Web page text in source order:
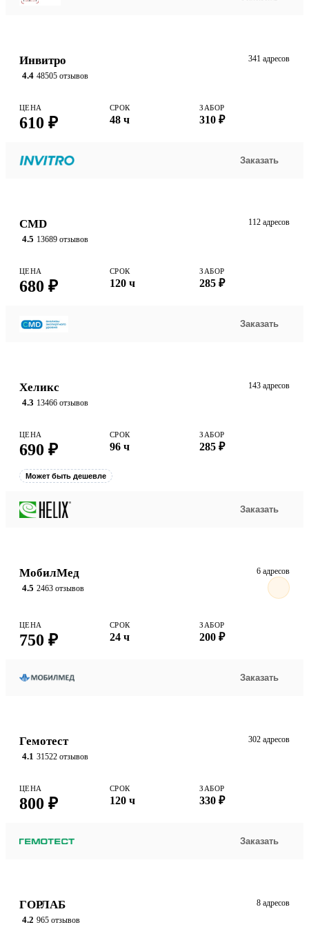
Инвитро
4.4 48505 отзывов
341 адресов
ЦЕНА
610 ₽
СРОК
48 ч
ЗАБОР
310 ₽
Заказать
CMD
4.5 13689 отзывов
112 адресов
ЦЕНА
680 ₽
СРОК
120 ч
ЗАБОР
285 ₽
Заказать
Хеликс
4.3 13466 отзывов
143 адресов
ЦЕНА
690 ₽
СРОК
96 ч
ЗАБОР
285 ₽
Может быть дешевле
Заказать
МобилМед
4.5 2463 отзывов
6 адресов
ЦЕНА
750 ₽
СРОК
24 ч
ЗАБОР
200 ₽
Заказать
Гемотест
4.1 31522 отзывов
302 адресов
ЦЕНА
800 ₽
СРОК
120 ч
ЗАБОР
330 ₽
Заказать
ГОРЛАБ
4.2 965 отзывов
8 адресов